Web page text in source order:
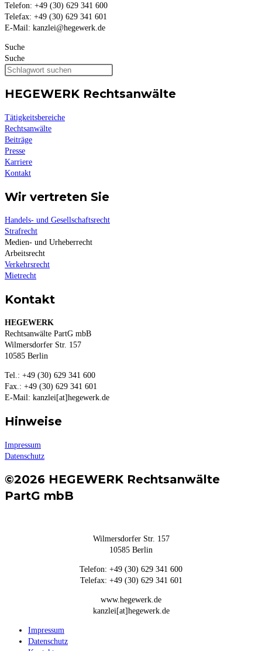
Telefon: +49 (30) 629 341 600
Telefax: +49 (30) 629 341 601
E-Mail: kanzlei@hegewerk.de
Suche
Suche
HEGEWERK Rechtsanwälte
Tätigkeitsbereiche
Rechtsanwälte
Beiträge
Presse
Karriere
Kontakt
Wir vertreten Sie
Handels- und Gesellschaftsrecht
Strafrecht
Medien- und Urheberrecht
Arbeitsrecht
Verkehrsrecht
Mietrecht
Kontakt
HEGEWERK
Rechtsanwälte PartG mbB
Wilmersdorfer Str. 157
10585 Berlin
Tel.: +49 (30) 629 341 600
Fax.: +49 (30) 629 341 601
E-Mail: kanzlei[at]hegewerk.de
Hinweise
Impressum
Datenschutz
©2026 HEGEWERK Rechtsanwälte
PartG mbB
Wilmersdorfer Str. 157
10585 Berlin
Telefon: +49 (30) 629 341 600
Telefax: +49 (30) 629 341 601
www.hegewerk.de
kanzlei[at]hegewerk.de
Impressum
Datenschutz